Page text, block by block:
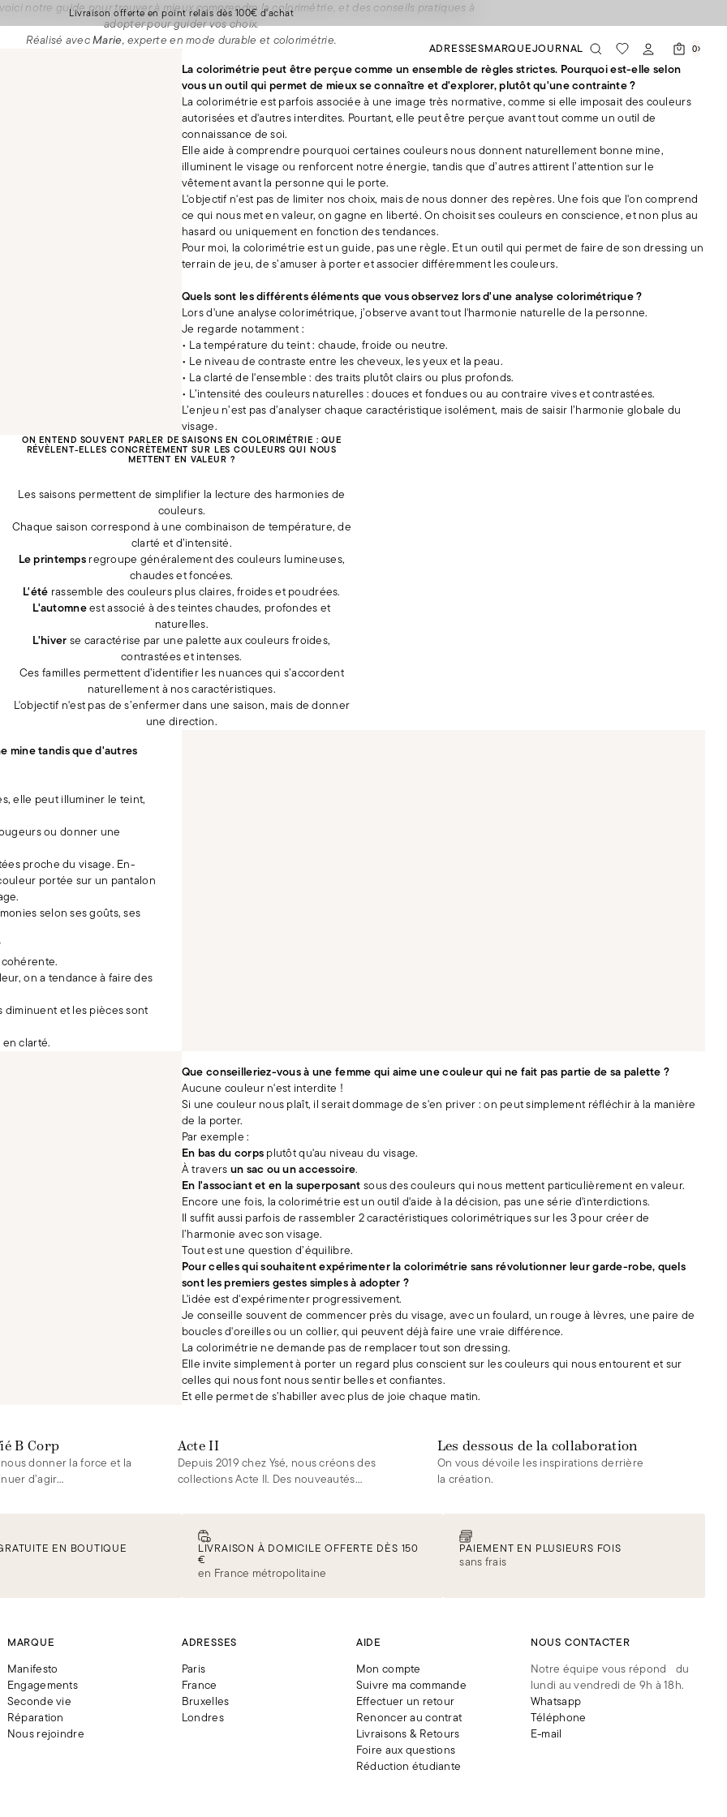
Livraison offerte en point relais dès 100€ d'achat
ADRESSESMARQUEJOURNAL 0
notre guide pour trouver à mieux comprendre la colorimétrie, et des conseils pratiques à
adopter pour guider vos choix.
Réalisé avecMarie, experte en mode durable et colorimétrie.
La colorimétrie peut être perçue comme un ensemble de règles strictes. Pourquoi est-elle selon
vous un outil qui permet de mieux se connaître et d'explorer, plutôt qu'une contrainte ?
La colorimétrie est parfois associée à une image très normative, comme si elle imposait des couleurs
autorisées et d'autres interdites. Pourtant, elle peut être perçue avant tout comme un outil de
connaissance de soi.
Elle aide à comprendre pourquoi certaines couleurs nous donnent naturellement bonne mine,
illuminent le visage ou renforcent notre énergie, tandis que d’autres attirent l’attention sur le
vêtement avant la personne qui le porte.
L'objectif n'est pas de limiter nos choix, mais de nous donner des repères. Une fois que l'on comprend
ce qui nous met en valeur, on gagne en liberté. On choisit ses couleurs en conscience, et non plus au
hasard ou uniquement en fonction des tendances.
Pour moi, la colorimétrie est un guide, pas une règle. Et un outil qui permet de faire de son dressing un
terrain de jeu, de s’amuser à porter et associer différemment les couleurs.
Quels sont les différents éléments que vous observez lors d'une analyse colorimétrique ?
Lors d'une analyse colorimétrique, j’observe avant tout l'harmonie naturelle de la personne.
Je regarde notamment :
• La température du teint : chaude, froide ou neutre.
• Le niveau de contraste entre les cheveux, les yeux et la peau.
• La clarté de l'ensemble : des traits plutôt clairs ou plus profonds.
• L’intensité des couleurs naturelles : douces et fondues ou au contraire vives et contrastées.
L’enjeu n’est pas d’analyser chaque caractéristique isolément, mais de saisir l’harmonie globale du
visage.
ON ENTEND SOUVENT PARLER DE SAISONS EN COLORIMÉTRIE : QUE
RÉVÈLENT-ELLES CONCRÈTEMENT SUR LES COULEURS QUI NOUS
METTENT EN VALEUR ?
Les saisons permettent de simplifier la lecture des harmonies de
couleurs.
Chaque saison correspond à une combinaison de température, de
clarté et d’intensité.
Leprintempsregroupe généralement des couleurs lumineuses,
chaudes et foncées.
L'été rassemble des couleurs plus claires, froides et poudrées.
L'automneest associé à des teintes chaudes, profondes et
naturelles.
L'hiverse caractérise par une palette aux couleurs froides,
contrastées et intenses.
Ces familles permettent d’identifier les nuances qui s’accordent
naturellement à nos caractéristiques.
L'objectif n'est pas de s’enfermer dans une saison, mais de donner
une direction.
Une pièce Peau salée160 $US
mine tandis que d'autres
elle peut illuminer le teint,
ou donner une
proche du visage. En-
portée sur un pantalon
selon ses goûts, ses
on a tendance à faire des
diminuent et les pièces sont
clarté.
Que conseilleriez-vous à une femme qui aime une couleur qui ne fait pas partie de sa palette ?
Aucune couleur n'est interdite !
Si une couleur nous plaît, il serait dommage de s'en priver : on peut simplement réfléchir à la manière
de la porter.
Par exemple :
En bas du corpsplutôt qu'au niveau du visage.
À traversun sac ou un accessoire.
En l'associant et en la superposantsous des couleurs qui nous mettent particulièrement en valeur.
Encore une fois, la colorimétrie est un outil d'aide à la décision, pas une série d'interdictions.
Il suffit aussi parfois de rassembler 2 caractéristiques colorimétriques sur les 3 pour créer de
l’harmonie avec son visage.
Tout est une question d’équilibre.
Pour celles qui souhaitent expérimenter la colorimétrie sans révolutionner leur garde-robe, quels
sont les premiers gestes simples à adopter ?
L'idée est d'expérimenter progressivement.
Je conseille souvent de commencer près du visage, avec un foulard, un rouge à lèvres, une paire de
boucles d'oreilles ou un collier, qui peuvent déjà faire une vraie différence.
La colorimétrie ne demande pas de remplacer tout son dressing.
Elle invite simplement à porter un regard plus conscient sur les couleurs qui nous entourent et sur
celles qui nous font nous sentir belles et confiantes.
Et elle permet de s’habiller avec plus de joie chaque matin.
B Corp
donner la force et la
d’agir
Acte II
Depuis 2019 chez Ysé, nous créons des
collections Acte II. Des nouveautés
mais toujours la même ambition : ne rien
perdre, et tout sublimer.
Les dessous de la collaboration
On vous dévoile les inspirations derrière
la création.
EN BOUTIQUE LIVRAISON À DOMICILE OFFERTE DÈS 150
€
en France métropolitaine
PAIEMENT EN PLUSIEURS FOIS
sans frais
MARQUE
Manifesto
Engagements
Seconde vie
Réparation
Nous rejoindre
ADRESSES
Paris
France
Bruxelles
Londres
AIDE
Mon compte
Suivre ma commande
Effectuer un retour
Renoncer au contrat
Livraisons & Retours
Foire aux questions
Réduction étudiante
NOUS CONTACTER
Notre équipe vous répond du
lundi au vendredi de 9h à 18h.
Whatsapp
Téléphone
E-mail